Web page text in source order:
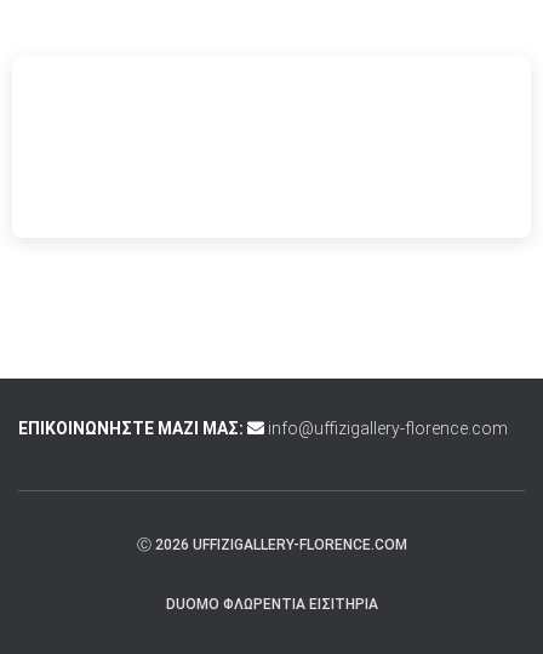
ΕΠΙΚΟΙΝΩΝΗΣΤΕ ΜΑΖΙ ΜΑΣ: info@uffizigallery-florence.com
Ⓒ 2026 UFFIZIGALLERY-FLORENCE.COM
DUOMO ΦΛΩΡΕΝΤΊΑ ΕΙΣΙΤΉΡΙΑ